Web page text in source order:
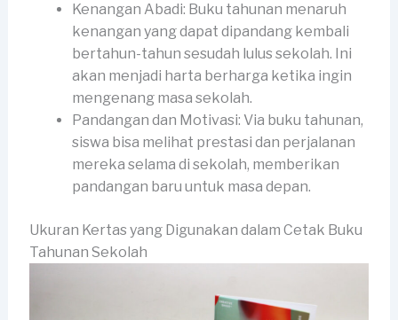
Kenangan Abadi: Buku tahunan menaruh
kenangan yang dapat dipandang kembali
bertahun-tahun sesudah lulus sekolah. Ini
akan menjadi harta berharga ketika ingin
mengenang masa sekolah.
Pandangan dan Motivasi: Via buku tahunan,
siswa bisa melihat prestasi dan perjalanan
mereka selama di sekolah, memberikan
pandangan baru untuk masa depan.
Ukuran Kertas yang Digunakan dalam Cetak Buku
Tahunan Sekolah